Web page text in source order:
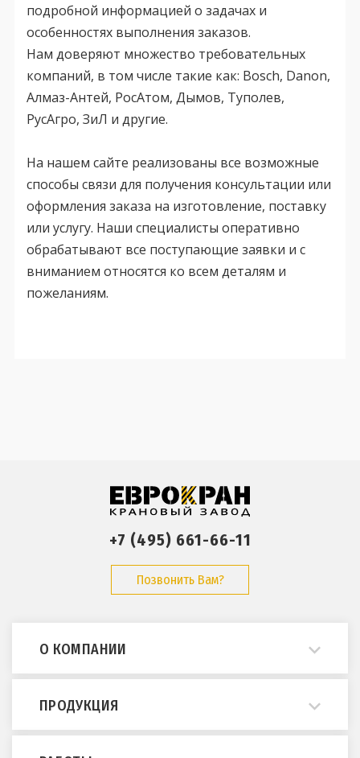
подробной информацией о задачах и
особенностях выполнения заказов.
Нам доверяют множество требовательных
компаний, в том числе такие как: Bosch, Danon,
Алмаз-Антей, РосАтом, Дымов, Туполев,
РусАгро, ЗиЛ и другие.
На нашем сайте реализованы все возможные
способы связи для получения консультации или
оформления заказа на изготовление, поставку
или услугу. Наши специалисты оперативно
обрабатывают все поступающие заявки и с
вниманием относятся ко всем деталям и
пожеланиям.
+7 (495) 661-66-11
Позвонить Вам?
О КОМПАНИИ
О нас
Примеры работ
Опросные листы
ПРОДУКЦИЯ
Мостовые краны